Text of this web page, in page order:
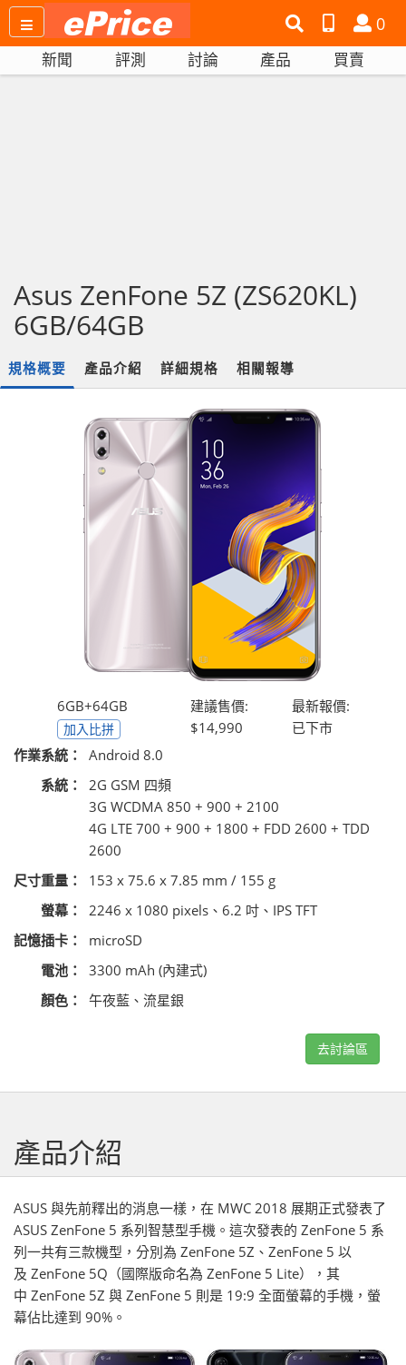
搜
尋
產
品
比
會
員
0
新聞 評測 討論 產品 買賣
Asus ZenFone 5Z (ZS620KL)
6GB/64GB
規格概要 產品介紹 詳細規格 相關報導
6GB+64GB
加入比拼
建議售價:
$14,990
最新報價:
已下市
作業系統：
Android 8.0
系統：
2G GSM 四頻
3G WCDMA 850 + 900 + 2100
4G LTE 700 + 900 + 1800 + FDD 2600 + TDD
2600
尺寸重量：
153 x 75.6 x 7.85 mm / 155 g
螢幕：
2246 x 1080 pixels、6.2 吋、IPS TFT
記憶插卡：
microSD
電池：
3300 mAh (內建式)
顏色：
午夜藍、流星銀
去討論區
產品介紹
ASUS 與先前釋出的消息一樣，在 MWC 2018 展期正式發表了
ASUS ZenFone 5 系列智慧型手機。這次發表的 ZenFone 5 系
列一共有三款機型，分別為 ZenFone 5Z、ZenFone 5 以
及 ZenFone 5Q（國際版命名為 ZenFone 5 Lite），其
中 ZenFone 5Z 與 ZenFone 5 則是 19:9 全面螢幕的手機，螢
幕佔比達到 90%。